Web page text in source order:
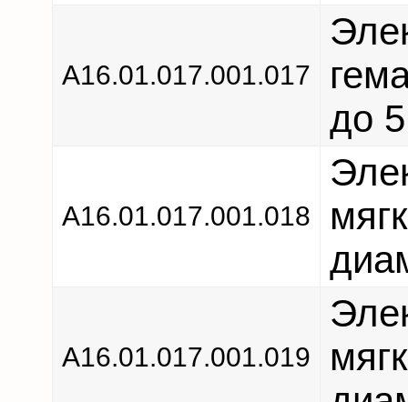
А16.01.017.001.017
до
А16.01.017.001.018
А16.01.017.001.019